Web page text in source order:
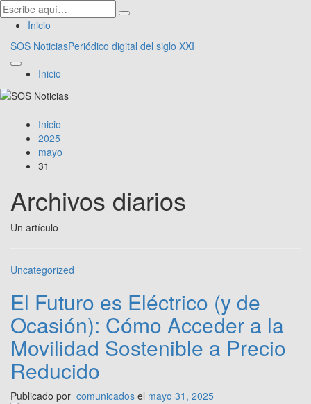
Inicio
SOS NoticiasPeriódico digital del siglo XXI
Inicio
Inicio
2025
mayo
31
Archivos diarios
Un artículo
Uncategorized
El Futuro es Eléctrico (y de
Ocasión): Cómo Acceder a la
Movilidad Sostenible a Precio
Reducido
Publicado por comunicados el mayo 31, 2025